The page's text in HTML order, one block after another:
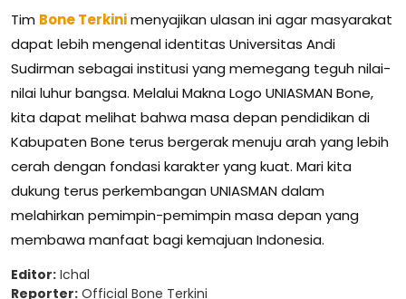
Tim Bone Terkinimenyajikan ulasan ini agar masyarakat
dapat lebih mengenal identitas Universitas Andi
Sudirman sebagai institusi yang memegang teguh nilai-
nilai luhur bangsa. Melalui Makna Logo UNIASMAN Bone,
kita dapat melihat bahwa masa depan pendidikan di
Kabupaten Bone terus bergerak menuju arah yang lebih
cerah dengan fondasi karakter yang kuat. Mari kita
dukung terus perkembangan UNIASMAN dalam
melahirkan pemimpin-pemimpin masa depan yang
membawa manfaat bagi kemajuan Indonesia.
Editor: Ichal
Reporter: Official Bone Terkini